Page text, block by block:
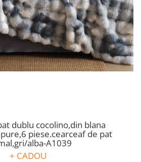
dublu cocolino,din blana
piese.cearceaf de pat
alba-A1039
+ CADOU